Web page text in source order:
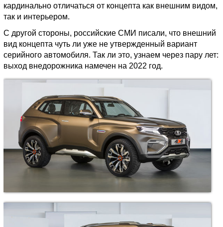
кардинально отличаться от концепта как внешним видом,
так и интерьером.
С другой стороны, российские СМИ писали, что внешний
вид концепта чуть ли уже не утвержденный вариант
серийного автомобиля. Так ли это, узнаем через пару лет:
выход внедорожника намечен на 2022 год.